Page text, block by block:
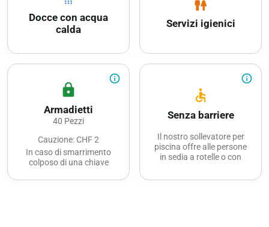
Docce con acqua
calda
wc
Servizi igienici
info_outline
lock
Armadietti
40 Pezzi
Cauzione: CHF 2
In caso di smarrimento
colposo di una chiave
spogliatoi messi a
info_outline
accessible
Senza barriere
Il nostro sollevatore per
piscina offre alle persone
in sedia a rotelle o con